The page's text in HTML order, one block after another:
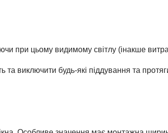
при цьому видимому світлу (інакше
та виключити будь-які піддування та